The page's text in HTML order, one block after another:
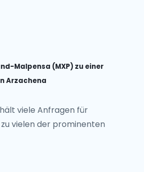
Malpensa (MXP) zu einer
Arzachena
viele Anfragen für
vielen der prominenten